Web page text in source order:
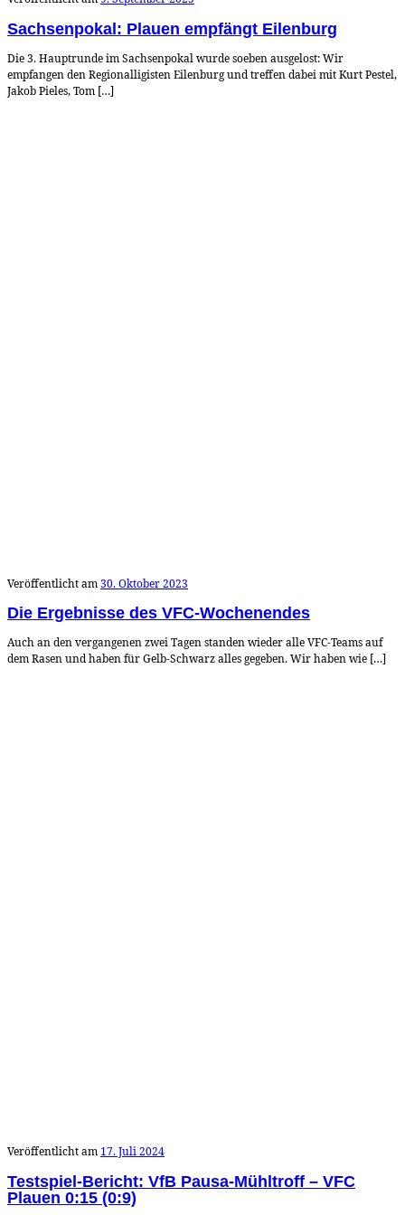
Sachsenpokal: Plauen empfängt Eilenburg
Die 3. Hauptrunde im Sachsenpokal wurde soeben ausgelost: Wir
empfangen den Regionalligisten Eilenburg und treffen dabei mit Kurt Pestel,
Jakob Pieles, Tom […]
Veröffentlicht am30. Oktober 2023
Die Ergebnisse des VFC-Wochenendes
Auch an den vergangenen zwei Tagen standen wieder alle VFC-Teams auf
dem Rasen und haben für Gelb-Schwarz alles gegeben. Wir haben wie […]
Veröffentlicht am 17. Juli 2024
Testspiel-Bericht: VfB Pausa-Mühltroff – VFC
Plauen 0:15 (0:9)